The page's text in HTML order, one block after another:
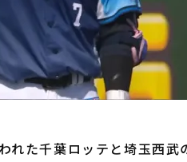
た千葉ロッテと埼玉西武